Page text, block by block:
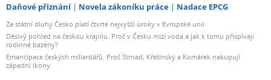
Daňové přiznání Novela zákoníku práce Nadace EPCG
Za státní dluhy Česko platí čtvrté nejvyšší úroky v Evropské unii
Děsivý pohled na českou krajinu. Proč v Česku mizí voda a jak k tomu přispívají
rodinné bazény?
Emancipace českých miliardářů. Proč Strnad, Křetínský a Komárek nakupují
západní ikony